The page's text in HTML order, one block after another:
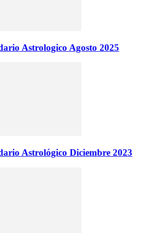
Astrologico Agosto 2025
Astrológico Diciembre 2023